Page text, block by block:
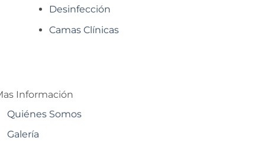
Desinfección
Camas Clínicas
Información
Quiénes Somos
Galería